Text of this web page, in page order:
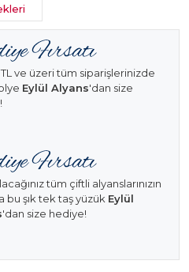
ve üzeri tüm siparişlerinizde
Eylül Alyans'dan size
tüm çiftli alyanslarınızın
bu şık tek taş yüzük Eylül
'dan size hediye!